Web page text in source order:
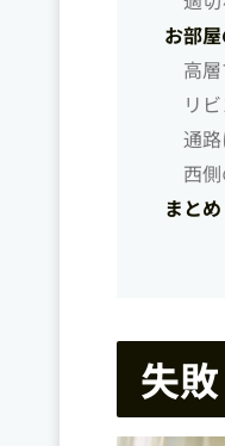
お部
高
リ
通
西
まとめ
失